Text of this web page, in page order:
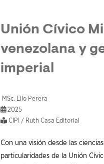
Unión Cívico
venezolana y
imperial
MSc. Elio Perera
2025
CIPI / Ruth Casa Editorial
Con una visión desde las
particularidades de la Unión